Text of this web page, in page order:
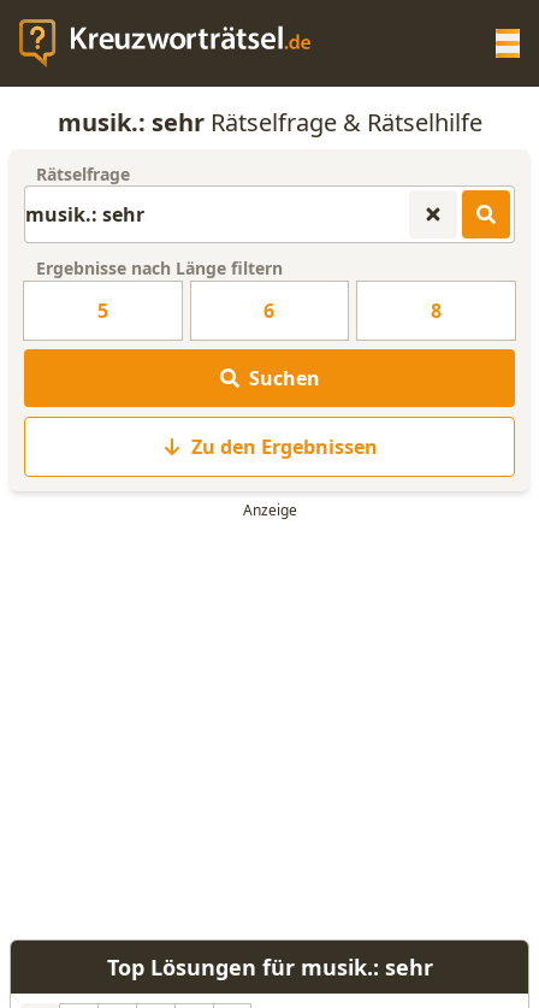
KREUZWORTRÄTSEL-HILFE
WORTLISTE
musik.: sehrRätselfrage & Rätselhilfe
Rätselfrage
Ergebnisse nach Länge filtern
5 6 8
Suchen
Zu den Ergebnissen
Top Lösungen für musik.: sehr